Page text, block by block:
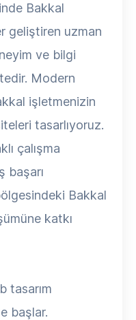
Bakkal
geliştiren uzman
ve bilgi
Modern
işletmenizin
tasarlıyoruz.
çalışma
başarı
Bakkal
katkı
tasarım
başlar.